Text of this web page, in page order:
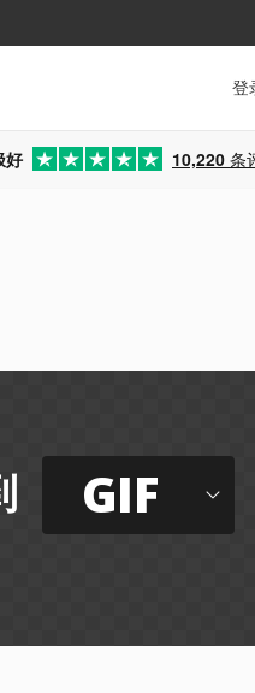
登
好 10,220 条
GIF